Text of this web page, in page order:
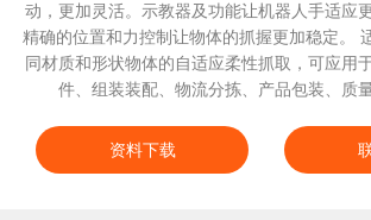
动，更加灵活。示教器及功能让机器人手适应
精确的位置和力控制让物体的抓握更加稳定。
同材质和形状物体的自适应柔性抓取，可应用
件、组装装配、物流分拣、产品包装、质
资料下载